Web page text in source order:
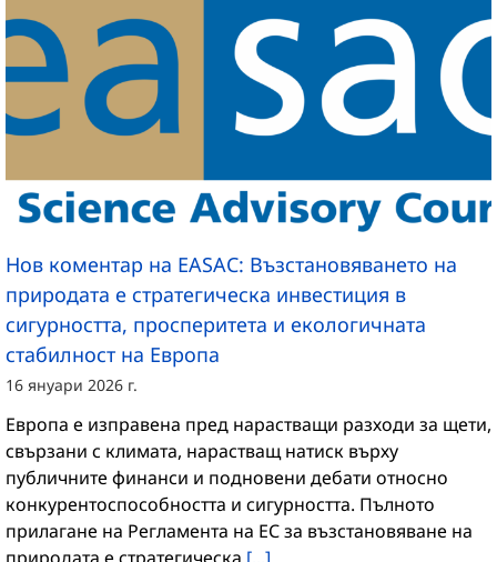
Нов коментар на EASAC: Възстановяването на
природата е стратегическа инвестиция в
сигурността, просперитета и екологичната
стабилност на Европа
16 януари 2026 г.
Европа е изправена пред нарастващи разходи за щети,
свързани с климата, нарастващ натиск върху
публичните финанси и подновени дебати относно
конкурентоспособността и сигурността. Пълното
прилагане на Регламента на ЕС за възстановяване на